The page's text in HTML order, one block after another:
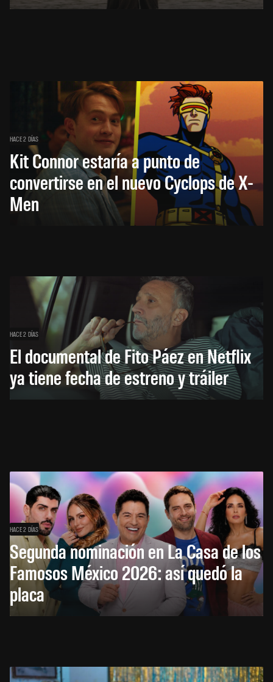
HACE 2 DÍAS
Kit Connor estaría a punto de
convertirse en el nuevo Cyclops de X-
Men
HACE 2 DÍAS
El documental de Fito Páez en Netflix
ya tiene fecha de estreno y tráiler
HACE 2 DÍAS
Segunda nominación en La Casa de los
Famosos México 2026: así quedó la
placa